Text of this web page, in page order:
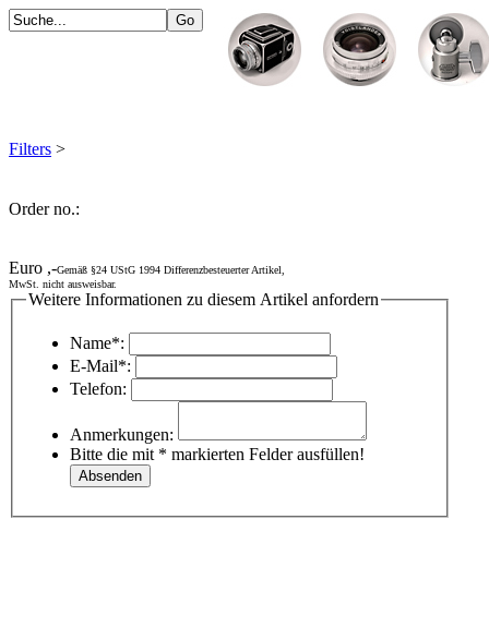
Filters >
Order no.:
Euro ,-Gemäß §24 UStG 1994 Differenzbesteuerter Artikel,
MwSt. nicht ausweisbar.
Weitere Informationen zu diesem Artikel anfordern
Name*:
E-Mail*:
Telefon:
Anmerkungen:
Bitte die mit * markierten Felder ausfüllen!